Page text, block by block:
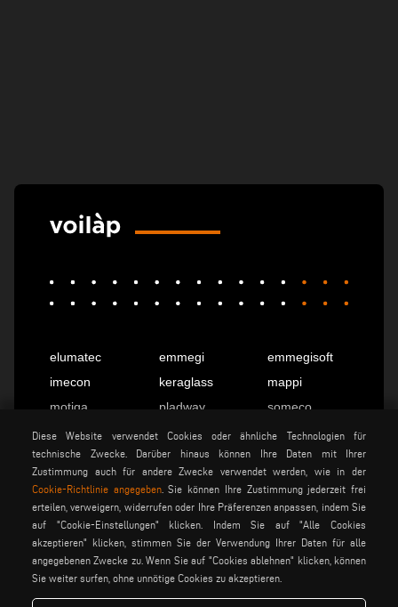
elumatec emmegi
emmegisoft
imecon
keraglass
mappi
motiqa
pladway
someco
stuga
stürtz
tekna
voilàp
voilàpdigital
Deutsch info@tekna.it
be the change
Diese Website verwendet Cookies oder ähnliche Technologien für
technische Zwecke. Darüber hinaus können Ihre Daten mit Ihrer
Zustimmung auch für andere Zwecke verwendet werden, wie in der
Cookie-Richtlinie angegeben. Sie können Ihre Zustimmung jederzeit frei
erteilen, verweigern, widerrufen oder Ihre Präferenzen anpassen, indem Sie
auf "Cookie-Einstellungen" klicken. Indem Sie auf "Alle Cookies
akzeptieren" klicken, stimmen Sie der Verwendung Ihrer Daten für alle
angegebenen Zwecke zu. Wenn Sie auf "Cookies ablehnen" klicken, können
Sie weiter surfen, ohne unnötige Cookies zu akzeptieren.